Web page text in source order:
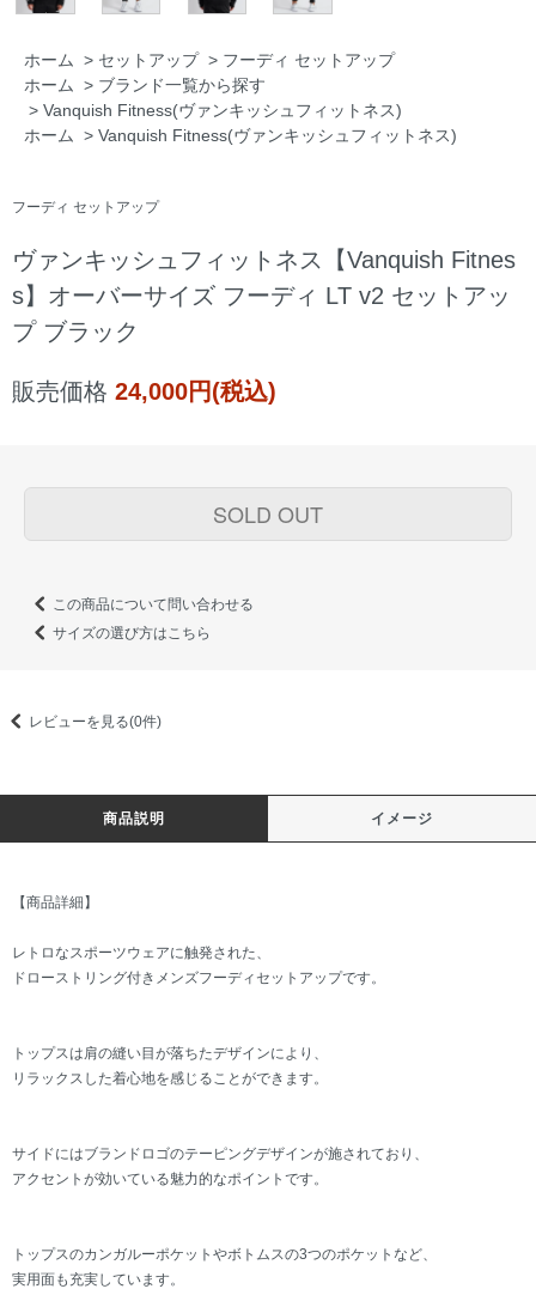
ホーム > セットアップ > フーディ セットアップ
ホーム
> ブランド一覧から探す
> Vanquish Fitness(ヴァンキッシュフィットネス)
ホーム
> Vanquish Fitness(ヴァンキッシュフィットネス)
フーディ セットアップ
ヴァンキッシュフィットネス【Vanquish Fitnes
s】オーバーサイズ フーディ LT v2 セットアッ
プ ブラック
販売価格 24,000円(税込)
SOLD OUT
この商品について問い合わせる
サイズの選び方はこちら
レビューを見る(0件)
商品説明 イメージ
【商品詳細】
レトロなスポーツウェアに触発された、
ドローストリング付きメンズフーディセットアップです。
トップスは肩の縫い目が落ちたデザインにより、
リラックスした着心地を感じることができます。
サイドにはブランドロゴのテーピングデザインが施されており、
アクセントが効いている魅力的なポイントです。
トップスのカンガルーポケットやボトムスの3つのポケットなど、
実用面も充実しています。